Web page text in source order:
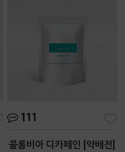
111
콜롬비아 디카페인 [약배전]